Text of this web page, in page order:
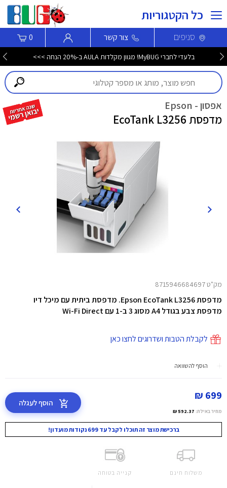
כל הקטגוריות
סניפים צור קשר 0
בלעדי לחברי MyBUG! מגוון מקלדות AULA ב-20% הנחה >>>
אפסון - Epson
מדפסת EcoTank L3256
מק"ט 8715946684697
מדפסת Epson EcoTank L3256. מדפסת ביתית עם מיכל דיו
מדפסת צבע בגודל A4 מסוג 3 ב-1 עם Wi-Fi Direct
לקבלת הטבות ושדרוגים לחצו כאן
הוסף להשוואה
699 ₪
מחיר באילת: 592.37 ₪
הוסף לעגלה
ברכישת מוצר זה תוכלו לקבל עד 699 נקודות מועדון!
משלוח חינם קנייה בטוחה